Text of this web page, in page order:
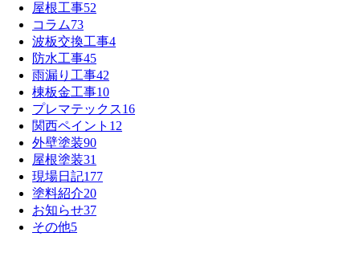
屋根工事52
コラム73
波板交換工事4
防水工事45
雨漏り工事42
棟板金工事10
プレマテックス16
関西ペイント 12
外壁塗装90
屋根塗装31
現場日記177
塗料紹介20
お知らせ37
その他5